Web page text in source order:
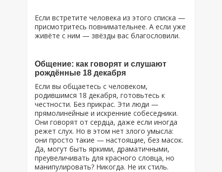
Если встретите человека из этого списка —
присмотритесь повнимательнее. А если уже
живёте с ним — звёзды вас благословили.
Общение: как говорят и слушают
рождённые 18 декабря
Если вы общаетесь с человеком,
родившимся 18 декабря, готовьтесь к
честности. Без прикрас. Эти люди —
прямолинейные и искренние собеседники.
Они говорят от сердца, даже если иногда
режет слух. Но в этом нет злого умысла:
они просто такие — настоящие, без масок.
Да, могут быть яркими, драматичными,
преувеличивать для красного словца, но
манипулировать? Никогда. Не их стиль.